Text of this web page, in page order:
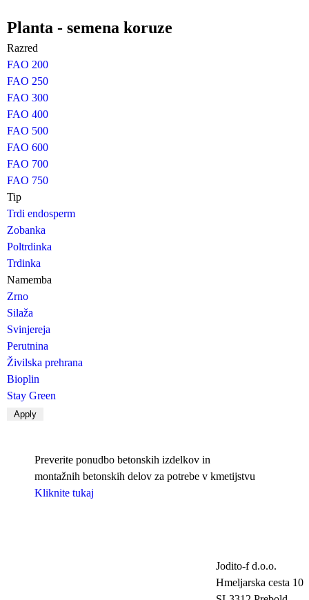
Planta - semena koruze
Razred
FAO 200
FAO 250
FAO 300
FAO 400
FAO 500
FAO 600
FAO 700
FAO 750
Tip
Trdi endosperm
Zobanka
Poltrdinka
Trdinka
Namemba
Zrno
Silaža
Svinjereja
Perutnina
Živilska prehrana
Bioplin
Stay Green
Preverite ponudbo betonskih izdelkov in
montažnih betonskih delov za potrebe v kmetijstvu
Kliknite tukaj
Jodito-f d.o.o.
Hmeljarska cesta 10